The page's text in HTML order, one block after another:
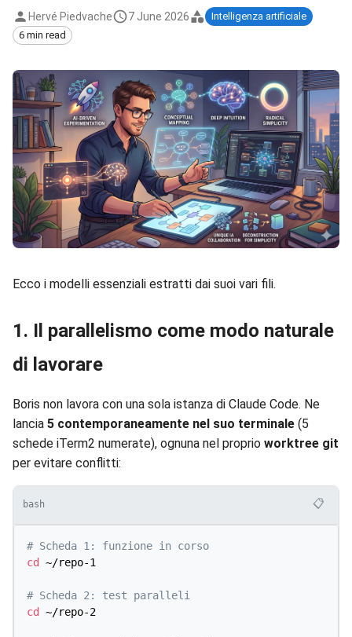
Hervé Piedvache 7 June 2026
Intelligenza artificiale
6 min read
Ecco i modelli essenziali estratti dai suoi vari fili.
1. Il parallelismo come modo naturale
di lavorare
Boris non lavora con una sola istanza di Claude Code. Ne
lancia 5 contemporaneamente nel suo terminale (5
schede iTerm2 numerate), ognuna nel proprio worktree git
per evitare conflitti:
bash 📋
# Scheda 1: funzione in corso
cd
~/repo-1
# Scheda 2: test paralleli
cd
~/repo-2